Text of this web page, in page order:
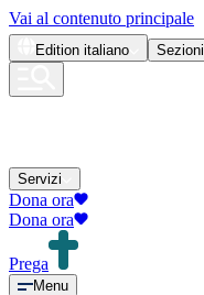
Vai al contenuto principale
Edition italiano Sezioni
Servizi
Dona ora
Dona ora
Prega
Menu